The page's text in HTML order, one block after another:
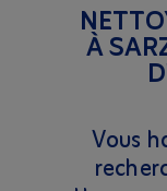
À
Vous